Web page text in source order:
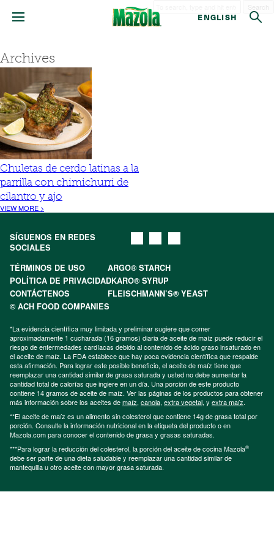
ENGLISH
Archives
Chuletas de cerdo latinas a la
parrilla con chimichurri de
cilantro y ajo
VIEW MORE >
SÍGUENOS EN REDES
SOCIALES
TÉRMINOS DE USO
ARGO® STARCH
POLÍTICA DE PRIVACIDADKARO® SYRUP
CONTÁCTENOS
FLEISCHMANN’S® YEAST
© ACH FOOD COMPANIES
*La evidencia científica muy limitada y preliminar sugiere que comer
aproximadamente 1 cucharada (16 gramos) diaria de aceite de maíz puede reducir el
riesgo de enfermedades cardíacas debido al contenido de ácido graso insaturado en
el aceite de maíz. La FDA establece que hay poca evidencia científica que respalde
esta afirmación. Para lograr este posible beneficio, el aceite de maíz tiene que
reemplazar una cantidad similar de grasa saturada y usted no debe aumentar la
cantidad total de calorías que ingiere en un día. Una porción de este producto
contiene 14 gramos de aceite de maíz. Ver las páginas de los productos para obtener
más información sobre los aceites demaíz, canola, extra vegetal, y extra maíz.
**El aceite de maíz es un alimento sin colesterol que contiene 14g de grasa total por
porción. Consulte la información nutricional en la etiqueta del producto o en
Mazola.com para conocer el contenido de grasa y grasas saturadas.
***Para lograr la reducción del colesterol, la porción del aceite de cocina Mazola®
debe ser parte de una dieta saludable y reemplazar una cantidad similar de
mantequilla u otro aceite con mayor grasa saturada.